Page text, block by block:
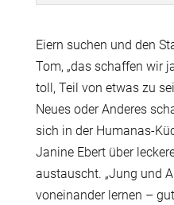
Eiern suchen und den
Tom, „das schaffen wir
toll, Teil von etwas zu
Neues oder Anderes
sich in der Humanas-
Janine Ebert über
austauscht. „Jung und
voneinander lernen –